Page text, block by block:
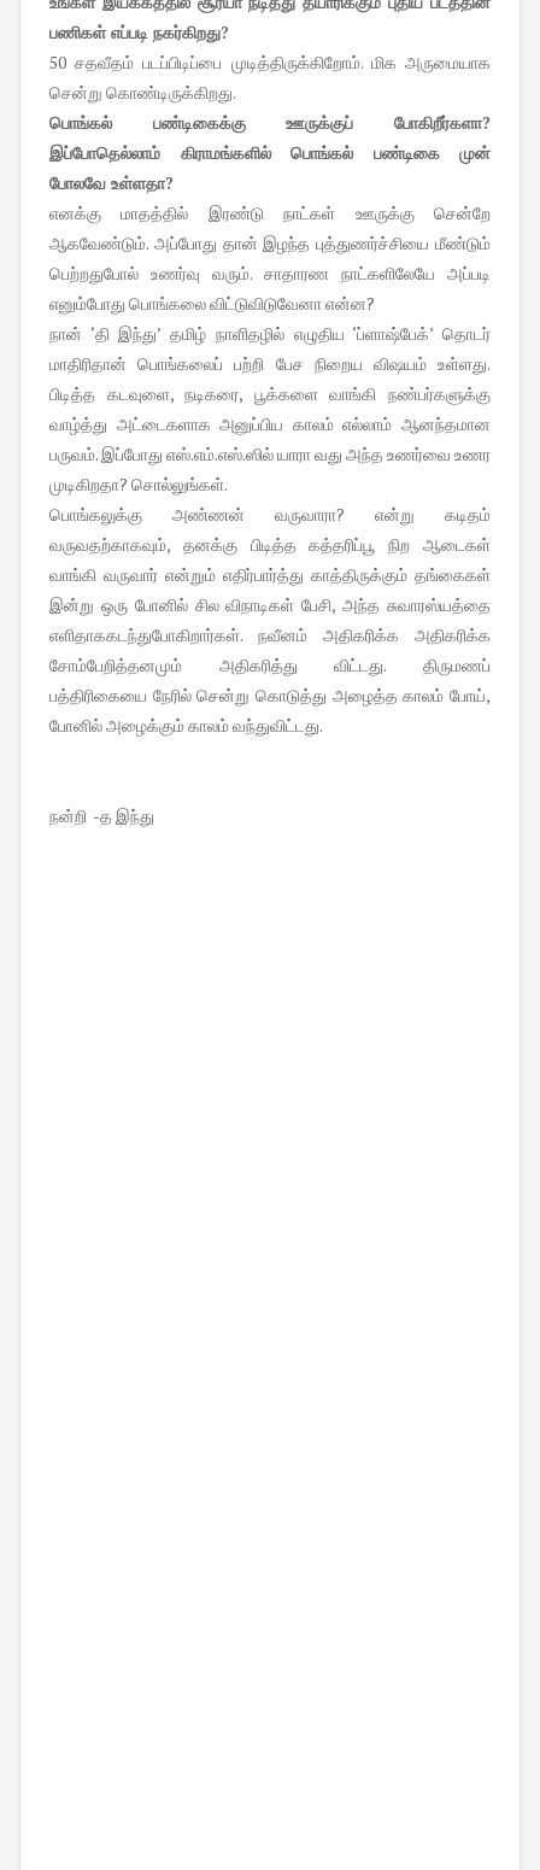
பணிகள் எப்படி நகர்கிறது?
50 சதவீதம் படப்பிடிப்பை முடித்திருக்கிறோம். மிக அருமையாக
சென்று கொண்டிருக்கிறது.
பொங்கல் பண்டிகைக்கு ஊருக்குப் போகிறீர்களா?
இப்போதெல்லாம் கிராமங்களில் பொங்கல் பண்டிகை முன்
போலவே உள்ளதா?
எனக்கு மாதத்தில் இரண்டு நாட்கள் ஊருக்கு சென்றே
ஆகவேண்டும். அப்போது தான் இழந்த புத்துணர்ச்சியை மீண்டும்
பெற்றதுபோல் உணர்வு வரும். சாதாரண நாட்களிலேயே அப்படி
எனும்போது பொங்கலை விட்டுவிடுவேனா என்ன?
நான் ‘தி இந்து’ தமிழ் நாளிதழில் எழுதிய ‘ப்ளாஷ்பேக்’ தொடர்
மாதிரிதான் பொங்கலைப் பற்றி பேச நிறைய விஷயம் உள்ளது.
பிடித்த கடவுளை, நடிகரை, பூக்களை வாங்கி நண்பர்களுக்கு
வாழ்த்து அட்டைகளாக அனுப்பிய காலம் எல்லாம் ஆனந்தமான
பருவம். இப்போது எஸ்.எம்.எஸ்.ஸில் யாரா வது அந்த உணர்வை உணர
முடிகிறதா? சொல்லுங்கள்.
பொங்கலுக்கு அண்ணன் வருவாரா? என்று கடிதம்
வருவதற்காகவும், தனக்கு பிடித்த கத்தரிப்பூ நிற ஆடைகள்
வாங்கி வருவார் என்றும் எதிர்பார்த்து காத்திருக்கும் தங்கைகள்
இன்று ஒரு போனில் சில விநாடிகள் பேசி, அந்த சுவாரஸ்யத்தை
எளிதாககடந்துபோகிறார்கள். நவீனம் அதிகரிக்க அதிகரிக்க
சோம்பேறித்தனமும் அதிகரித்து விட்டது. திருமணப்
பத்திரிகையை நேரில் சென்று கொடுத்து அழைத்த காலம் போய்,
போனில் அழைக்கும் காலம் வந்துவிட்டது.
நன்றி -த இந்து